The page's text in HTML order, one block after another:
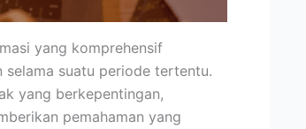
yang komprehensif
selama suatu periode tertentu.
yang berkepentingan,
pemahaman yang